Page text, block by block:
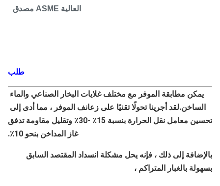
العالية ASME مصدق
طلب
يمكن مطابقة الموفر مع مختلف غلايات البخار الصناعي والماء
الساخن.لقد أجرينا تحولًا تقنيًا على زعانف الموفر ، مما أدى إلى
تحسين معامل نقل الحرارة بنسبة 15٪ -30٪ وتقليل مقاومة تدفق
غاز المداخن بنحو 10٪.
بالإضافة إلى ذلك ، فإنه يحل مشكلة انسداد المقتصد السابق
بالغبار المتراكم ،